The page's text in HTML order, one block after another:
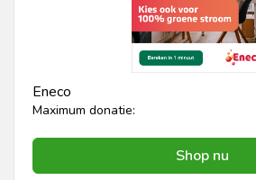
Eneco
Maximum donatie:
Shop nu